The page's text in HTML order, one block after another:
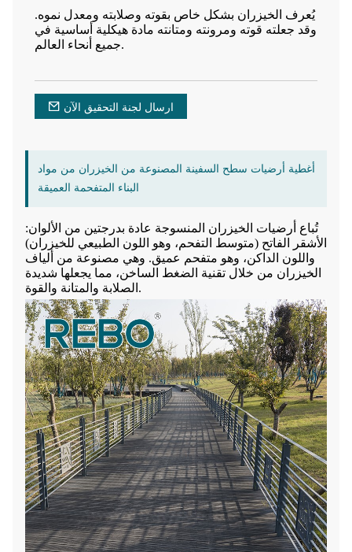
يُعرف الخيزران بشكل خاص بقوته وصلابته ومعدل نموه.
وقد جعلته قوته ومرونته ومتانته مادة هيكلية أساسية في
جميع أنحاء العالم.
ارسال لجنة التحقيق الآن
أغطية أرضيات سطح السفينة المصنوعة من الخيزران من مواد
البناء المتفحمة العميقة
تُباع أرضيات الخيزران المنسوجة عادة بدرجتين من الألوان:
الأشقر الفاتح (متوسط ​​التفحم، وهو اللون الطبيعي للخيزران)
واللون الداكن، وهو متفحم عميق. وهي مصنوعة من ألياف
الخيزران من خلال تقنية الضغط الساخن، مما يجعلها شديدة
الصلابة والمتانة والقوة.